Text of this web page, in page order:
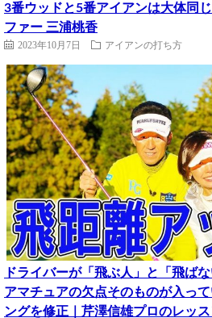
3番ウッドと5番アイアンは大体同
ファー 三浦桃香
2023年10月7日 アイアンの打ち方
ドライバーが「飛ぶ人」と「飛ば
アマチュアの欠点そのものが入っ
ングを修正｜芹澤信雄プロのレッ